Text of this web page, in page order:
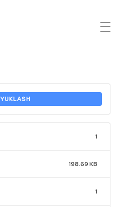
YUKLASH
1
198.69 KB
1